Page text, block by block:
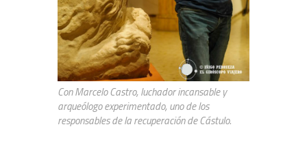
Con Marcelo Castro, luchador incansable y
arqueólogo experimentado, uno de los
responsables de la recuperación de Cástulo.